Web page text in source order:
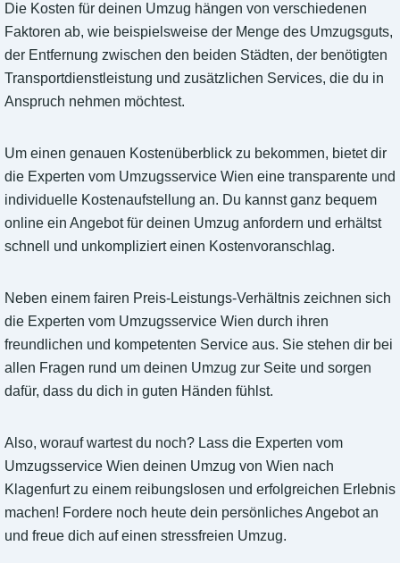
Die Kosten für deinen Umzug hängen von verschiedenen
Faktoren ab, wie beispielsweise der Menge des Umzugsguts,
der Entfernung zwischen den beiden Städten, der benötigten
Transportdienstleistung und zusätzlichen Services, die du in
Anspruch nehmen möchtest.
Um einen genauen Kostenüberblick zu bekommen, bietet dir
die Experten vom Umzugsservice Wien eine transparente und
individuelle Kostenaufstellung an. Du kannst ganz bequem
online ein Angebot für deinen Umzug anfordern und erhältst
schnell und unkompliziert einen Kostenvoranschlag.
Neben einem fairen Preis-Leistungs-Verhältnis zeichnen sich
die Experten vom Umzugsservice Wien durch ihren
freundlichen und kompetenten Service aus. Sie stehen dir bei
allen Fragen rund um deinen Umzug zur Seite und sorgen
dafür, dass du dich in guten Händen fühlst.
Also, worauf wartest du noch? Lass die Experten vom
Umzugsservice Wien deinen Umzug von Wien nach
Klagenfurt zu einem reibungslosen und erfolgreichen Erlebnis
machen! Fordere noch heute dein persönliches Angebot an
und freue dich auf einen stressfreien Umzug.